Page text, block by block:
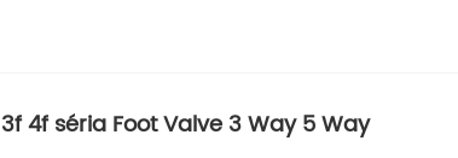
3f 4f séria Foot Valve 3 Way 5 Way